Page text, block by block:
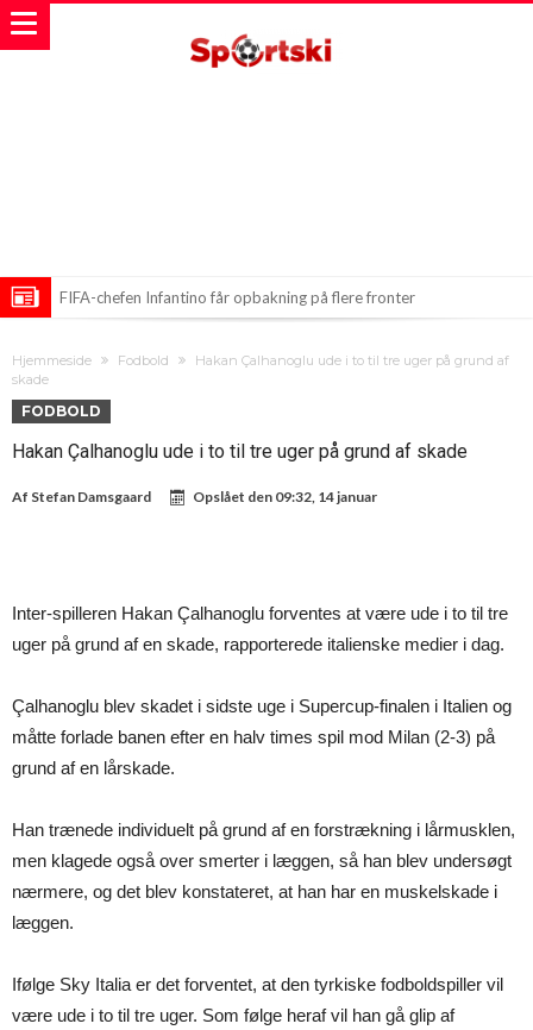
FIFA-chefen Infantino får opbakning på flere fronter
Hjemmeside Fodbold
Hakan Çalhanoglu ude i to til tre uger på grund af
skade
FODBOLD
Hakan Çalhanoglu ude i to til tre uger på grund af skade
Af Stefan Damsgaard Opslået den 09:32, 14 januar
Inter-spilleren Hakan Çalhanoglu forventes at være ude i to til tre
uger på grund af en skade, rapporterede italienske medier i dag.
Çalhanoglu blev skadet i sidste uge i Supercup-finalen i Italien og
måtte forlade banen efter en halv times spil mod Milan (2-3) på
grund af en lårskade.
Han trænede individuelt på grund af en forstrækning i lårmusklen,
men klagede også over smerter i læggen, så han blev undersøgt
nærmere, og det blev konstateret, at han har en muskelskade i
læggen.
Ifølge Sky Italia er det forventet, at den tyrkiske fodboldspiller vil
være ude i to til tre uger. Som følge heraf vil han gå glip af